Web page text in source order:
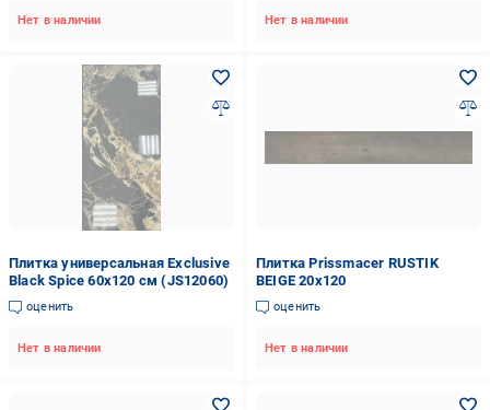
Нет в наличии Нет в наличии
Плитка универсальная Exclusive
Black Spice 60x120 см (JS12060)
оценить
Нет в наличии
Плитка Prissmacer RUSTIK
BEIGE 20х120
оценить
Нет в наличии